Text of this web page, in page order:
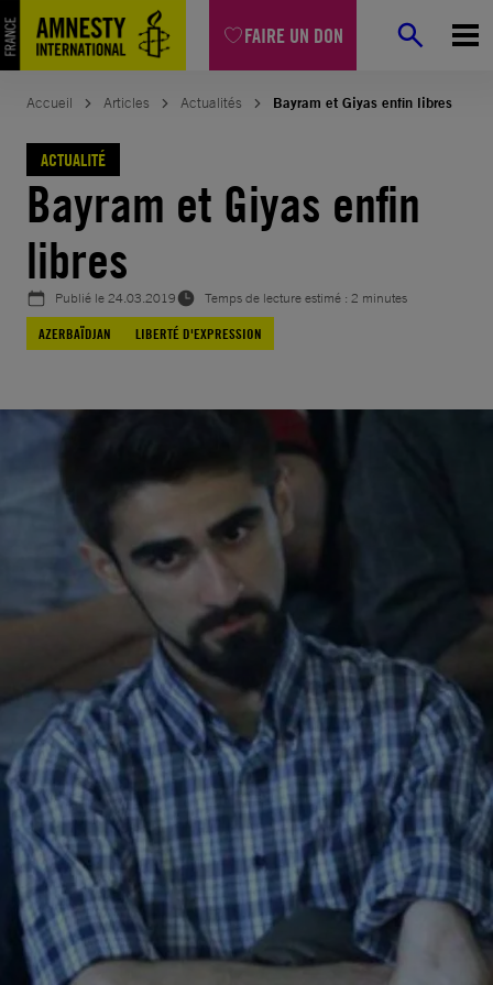
FAIRE UN DON
Aller
au
contenu
Accueil Articles Actualités Bayram et Giyas enfin libres
ACTUALITÉ
Bayram et Giyas enfin
libres
Publié le24.03.2019
Temps de lecture estimé : 2 minutes
AZERBAÏDJAN
LIBERTÉ D'EXPRESSION